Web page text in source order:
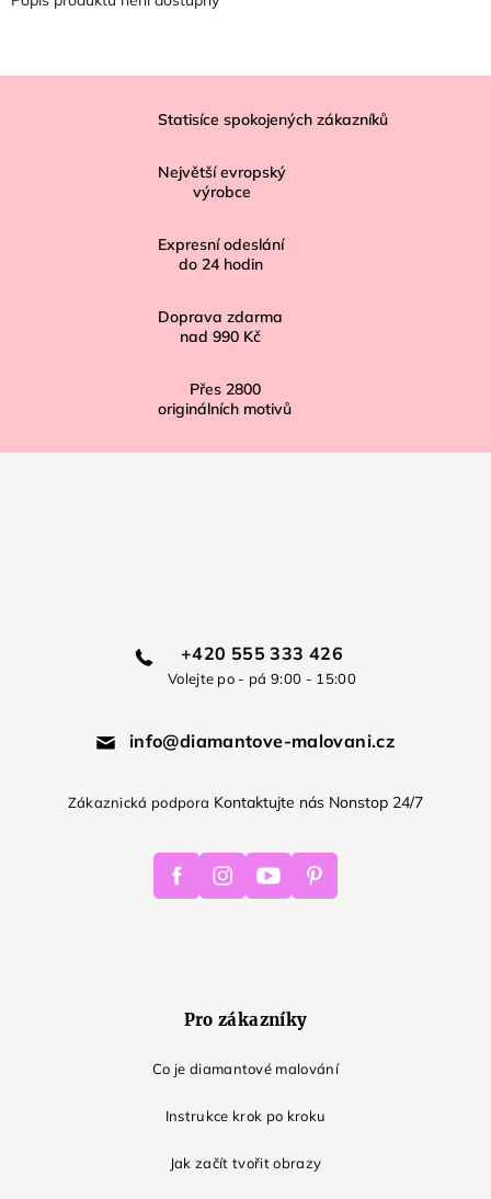
Statisíce spokojených zákazníků
Největší evropský
výrobce
Expresní odeslání
do 24 hodin
Doprava zdarma
nad 990 Kč
Přes 2800
originálních motivů
+420 555 333 426
Volejte po - pá 9:00 - 15:00
info@diamantove-malovani.cz
Zákaznická podpora Kontaktujte nás Nonstop 24/7
FacebookInstagramYoutube Pinterest
Pro zákazníky
Co je diamantové malování
Instrukce krok po kroku
Jak začít tvořit obrazy